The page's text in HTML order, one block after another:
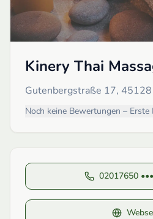
Kinery Thai
Gutenbergstraße 17, 45128
Noch keine Bewertungen –
02017650